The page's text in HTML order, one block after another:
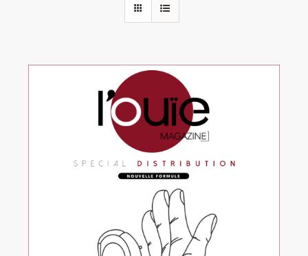
Annonces emploi